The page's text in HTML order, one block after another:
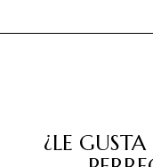
¿LE GUSTA